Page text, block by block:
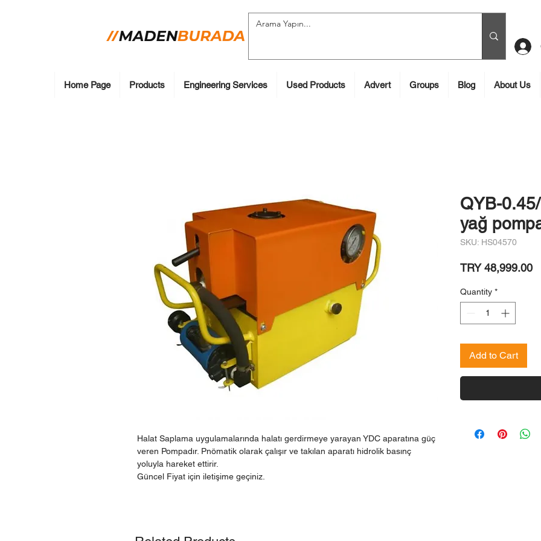
Home Page Products Engineering Services Used Products Advert Groups Blog About Us
Halat Saplama uygulamalarında halatı gerdirmeye yarayan YDC aparatına güç
veren Pompadır. Pnömatik olarak çalışır ve takılan aparatı hidrolik basınç
yoluyla hareket ettirir.
Güncel Fiyat için iletişime geçiniz.
QYB-
yağ
SKU: HS04570
TRY 48,999.00
Quantity *
Add to Cart